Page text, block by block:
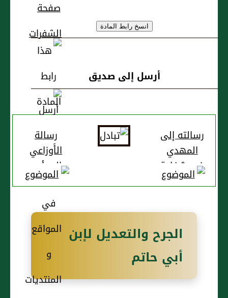
أرسل إلى صديق
رسالته إلى
المهدي
في شفاعة
لقوم
رسالة
الأَوزاعي
إلى أمير
المؤمنين
شفاعة في
زيادة أرزاق
أهل
الجرح والتعديل لإبن
أبي حاتم